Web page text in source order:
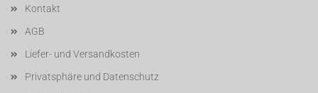
Kontakt
AGB
Liefer- und Versandkosten
Privatsphäre und Datenschutz